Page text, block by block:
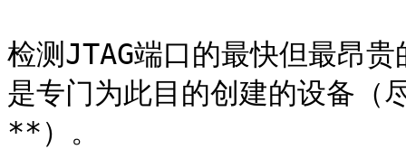
检测JTAG端口的最快但最
是专门为此目的创建的设备（
**）。